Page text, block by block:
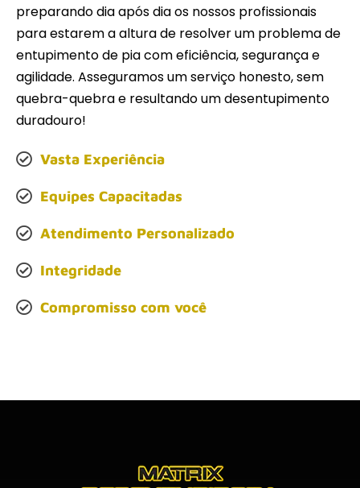
preparando dia após dia os nossos profissionais
para estarem a altura de resolver um problema de
entupimento de pia com eficiência, segurança e
agilidade. Asseguramos um serviço honesto, sem
quebra-quebra e resultando um desentupimento
duradouro!
Vasta Experiência
Equipes Capacitadas
Atendimento Personalizado
Integridade
Compromisso com você